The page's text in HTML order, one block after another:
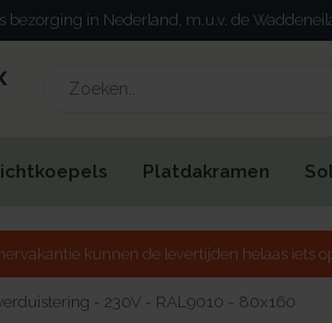
bezorging in Nederland, m.u.v. de
Platdakramen
kunnen de levertijden helaas iets
- 230V - RAL9010 - 80x160